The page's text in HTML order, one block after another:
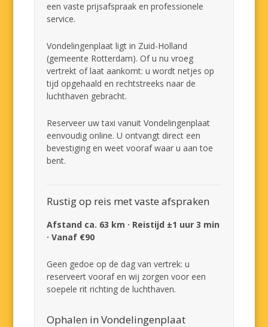
een vaste prijsafspraak en professionele
service.
Vondelingenplaat ligt in Zuid-Holland
(gemeente Rotterdam). Of u nu vroeg
vertrekt of laat aankomt: u wordt netjes op
tijd opgehaald en rechtstreeks naar de
luchthaven gebracht.
Reserveer uw taxi vanuit Vondelingenplaat
eenvoudig online. U ontvangt direct een
bevestiging en weet vooraf waar u aan toe
bent.
Rustig op reis met vaste afspraken
Afstand ca. 63 km · Reistijd ±1 uur 3 min
· Vanaf €90
Geen gedoe op de dag van vertrek: u
reserveert vooraf en wij zorgen voor een
soepele rit richting de luchthaven.
Ophalen in Vondelingenplaat